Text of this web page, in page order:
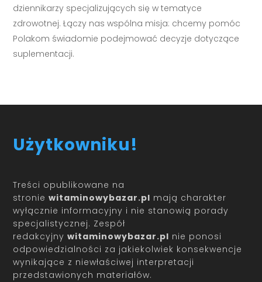
dziennikarzy specjalizujących się w tematyce
zdrowotnej. Łączy nas wspólna misja: chcemy pomóc
Polakom świadomie podejmować decyzje dotyczące
suplementacji.
Użytkowniku!
Treści opublikowane na
stroniewitaminowybazar.pl mają charakter
wyłącznie informacyjny i nie stanowią porady
specjalistycznej. Zespół
redakcyjnywitaminowybazar.pl nie ponosi
odpowiedzialności za jakiekolwiek konsekwencje
wynikające z niewłaściwej interpretacji
przedstawionych materiałów.